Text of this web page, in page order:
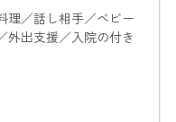
理／話し相手／ベビー
外出支援／入院の付き